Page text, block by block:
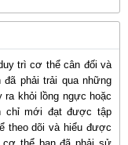
trì cơ thể cân đối và
đã phải trải qua những
ra khỏi lồng ngực hoặc
chỉ mới đạt được tập
theo dõi và hiểu được